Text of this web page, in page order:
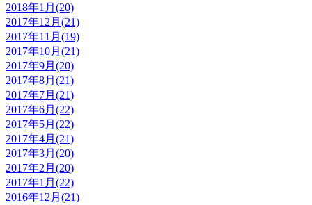
2018年1月(20)
2017年12月(21)
2017年11月(19)
2017年10月(21)
2017年9月(20)
2017年8月(21)
2017年7月(21)
2017年6月(22)
2017年5月(22)
2017年4月(21)
2017年3月(20)
2017年2月(20)
2017年1月(22)
2016年12月(21)